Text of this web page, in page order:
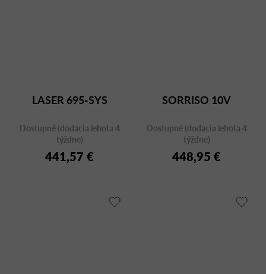
LASER 695-SYS
Dostupné (dodacia lehota 4
týždne)
441,57 €
SORRISO 10V
Dostupné (dodacia lehota 4
týždne)
448,95 €